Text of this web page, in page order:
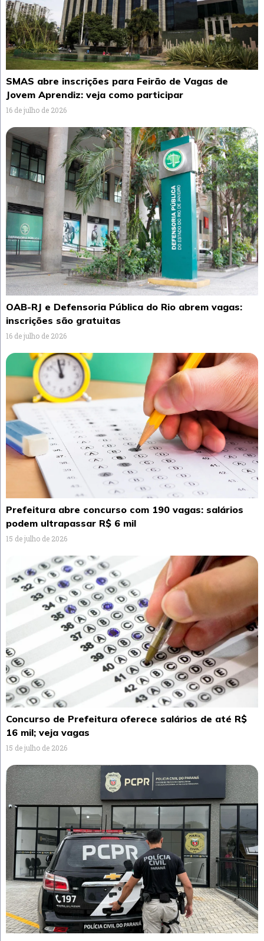
SMAS abre inscrições para Feirão de Vagas de
Jovem Aprendiz: veja como participar
16 de julho de 2026
OAB-RJ e Defensoria Pública do Rio abrem vagas:
inscrições são gratuitas
16 de julho de 2026
Prefeitura abre concurso com 190 vagas: salários
podem ultrapassar R$ 6 mil
15 de julho de 2026
Concurso de Prefeitura oferece salários de até R$
16 mil; veja vagas
15 de julho de 2026